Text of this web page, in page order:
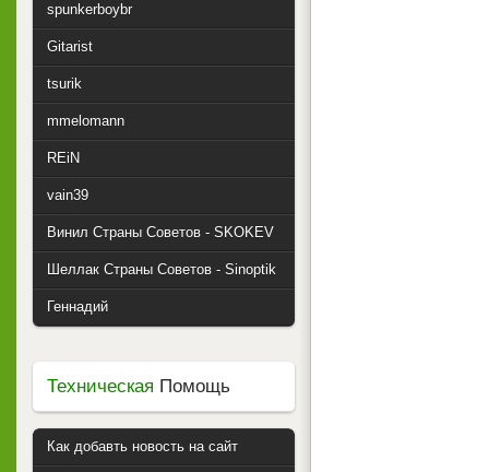
spunkerboybr
Gitarist
tsurik
mmelomann
REiN
vain39
Винил Страны Советов - SKOKEV
Шеллак Страны Советов - Sinoptik
Геннадий
Техническая Помощь
Как добавть новость на сайт